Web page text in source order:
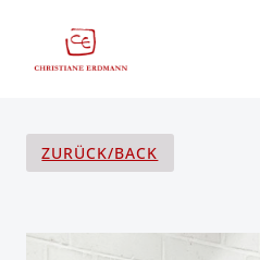
springen
ZURÜCK/BACK